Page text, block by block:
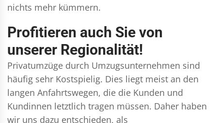
nichts mehr kümmern.
Profitieren auch Sie von
unserer Regionalität!
Privatumzüge durch Umzugsunternehmen sind
häufig sehr Kostspielig. Dies liegt meist an den
langen Anfahrtswegen, die die Kunden und
Kundinnen letztlich tragen müssen. Daher haben
wir uns dazu entschieden, als